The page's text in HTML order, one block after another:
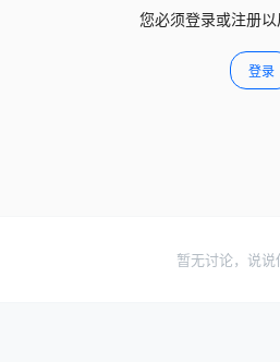
您必须登录或注册
登录
暂无讨论，说说